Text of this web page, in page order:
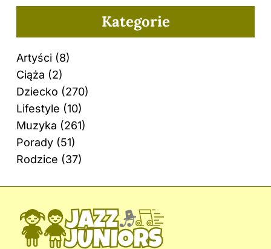
Kategorie
Artyści (8)
Ciąża (2)
Dziecko (270)
Lifestyle (10)
Muzyka (261)
Porady (51)
Rodzice (37)